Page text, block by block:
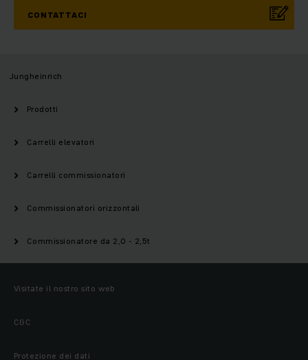
CONTATTACI
Jungheinrich
Prodotti
Carrelli elevatori
Carrelli commissionatori
Commissionatori orizzontali
Commissionatore da 2,0 - 2,5t
Visitate il nostro sito web
CGC
Protezione dei dati